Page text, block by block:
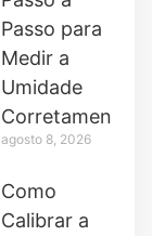
Passo para
Medir a
Umidade
Corretamente
agosto 8, 2026
Como
Calibrar a